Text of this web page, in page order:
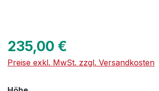
Regulärer Preis:
235,00 €
Preise exkl. MwSt. zzgl. Versandkosten